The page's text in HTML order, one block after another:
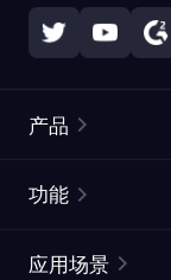
产品
静态住宅代理
功能
应用场景